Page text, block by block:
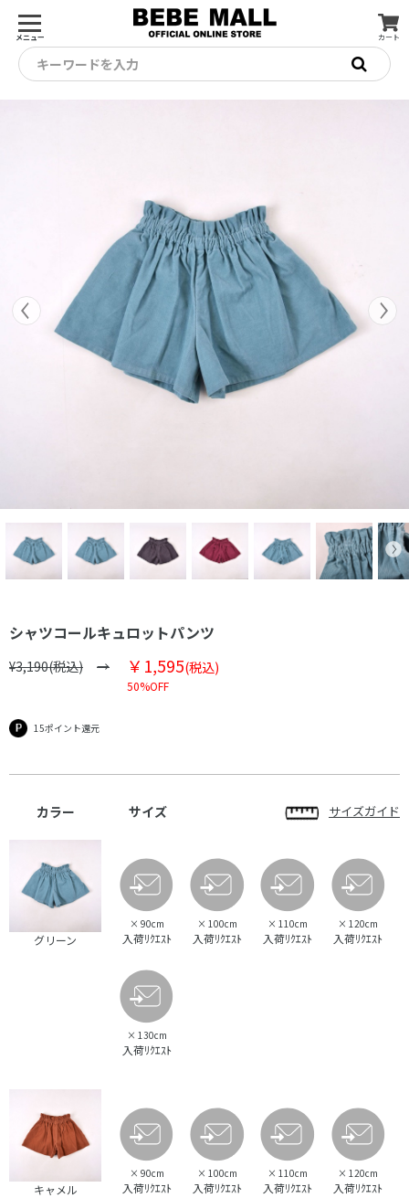
メニュー カート
キーワードを入力
シャツコールキュロットパンツ
¥3,190(税込) ￥1,595(税込)
50%OFF
15ポイント還元
カラー サイズ サイズガイド
グリーン
× 90cm
入荷ﾘｸｴｽﾄ
× 100cm
入荷ﾘｸｴｽﾄ
× 110cm
入荷ﾘｸｴｽﾄ
× 120cm
入荷ﾘｸｴｽﾄ
× 130cm
入荷ﾘｸｴｽﾄ
キャメル
× 90cm
入荷ﾘｸｴｽﾄ
× 100cm
入荷ﾘｸｴｽﾄ
× 110cm
入荷ﾘｸｴｽﾄ
× 120cm
入荷ﾘｸｴｽﾄ